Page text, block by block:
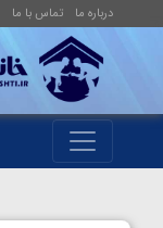
درباره ما تماس با ما